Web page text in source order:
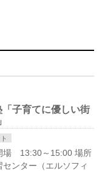
子育てに優しい街
13:30～15:00 場所
ンター（エルソフィ